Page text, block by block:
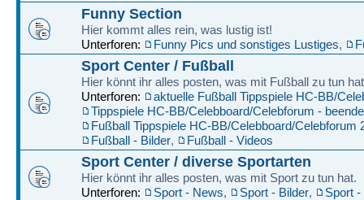
Funny Section
Hier kommt alles rein, was lustig ist!
Unterforen:
Funny Pics und sonstiges Lustiges,
Sport Center / Fußball
Hier könnt ihr alles posten, was mit Fußball zu tun
Unterforen:
aktuelle Fußball Tippspiele HC-BB/
Tippspiele HC-BB/Celebboard/Celebforum -
Fußball Tippspiele HC-BB/Celebboard/Celebforum
Fußball - Bilder, Fußball - Videos
Sport Center / diverse Sportarten
Hier könnt ihr alles posten, was mit Sport zu tun hat.
Unterforen:
Sport - News, Sport - Bilder, Sport